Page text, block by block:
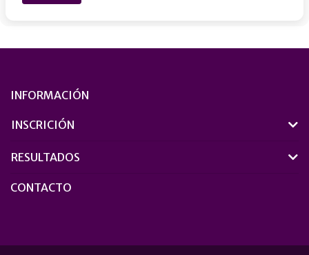
INFORMACIÓN
INSCRICIÓN
RESULTADOS
CONTACTO